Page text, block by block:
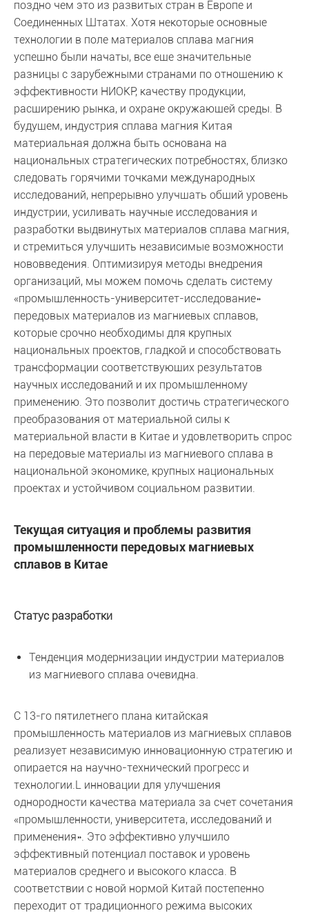
поздно чем это из развитых стран в Европе и
Соединенных Штатах. Хотя некоторые основные
технологии в поле материалов сплава магния
успешно были начаты, все еще значительные
разницы с зарубежными странами по отношению к
эффективности НИОКР, качеству продукции,
расширению рынка, и охране окружающей среды. В
будущем, индустрия сплава магния Китая
материальная должна быть основана на
национальных стратегических потребностях, близко
следовать горячими точками международных
исследований, непрерывно улучшать общий уровень
индустрии, усиливать научные исследования и
разработки выдвинутых материалов сплава магния,
и стремиться улучшить независимые возможности
нововведения. Оптимизируя методы внедрения
организаций, мы можем помочь сделать систему
«промышленность-университет-исследование»
передовых материалов из магниевых сплавов,
которые срочно необходимы для крупных
национальных проектов, гладкой и способствовать
трансформации соответствующих результатов
научных исследований и их промышленному
применению. Это позволит достичь стратегического
преобразования от материальной силы к
материальной власти в Китае и удовлетворить спрос
на передовые материалы из магниевого сплава в
национальной экономике, крупных национальных
проектах и устойчивом социальном развитии.
Текущая ситуация и проблемы развития
промышленности передовых магниевых
сплавов в Китае
Статус разработки
Тенденция модернизации индустрии материалов
из магниевого сплава очевидна.
С 13-го пятилетнего плана китайская
промышленность материалов из магниевых сплавов
реализует независимую инновационную стратегию и
опирается на научно-технический прогресс и
технологии.L инновации для улучшения
однородности качества материала за счет сочетания
«промышленности, университета, исследований и
применения». Это эффективно улучшило
эффективный потенциал поставок и уровень
материалов среднего и высокого класса. В
соответствии с новой нормой Китай постепенно
переходит от традиционного режима высоких